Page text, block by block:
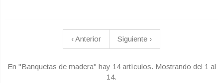
‹Anterior Siguiente ›
En "Banquetas de madera" hay 14 artículos. Mostrando del 1 al
14.